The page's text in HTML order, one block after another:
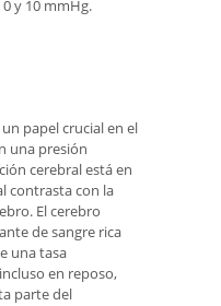
y 10 mmHg.
papel crucial en el
una presión
cerebral está en
contrasta con la
El cerebro
de sangre rica
una tasa
en reposo,
parte del